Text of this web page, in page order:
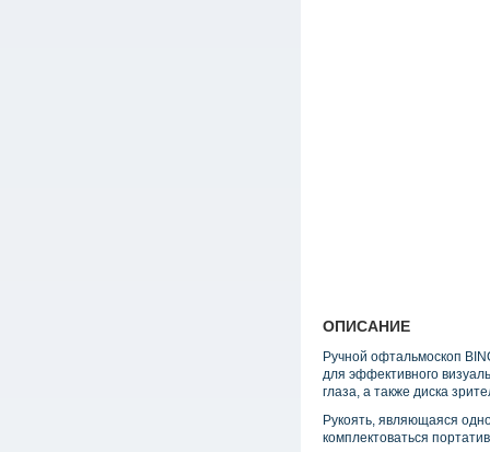
ОПИСАНИЕ
Ручной офтальмоскоп
для эффективного
глаза, а также диска
Рукоять, являющаяся
комплектоваться